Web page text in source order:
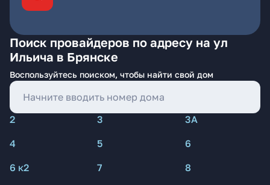
Поиск провайдеров по адресу на ул
Ильича в Брянске
Воспользуйтесь поиском, чтобы найти свой дом
2 3
3А
4
5
6
6 к2
7
8